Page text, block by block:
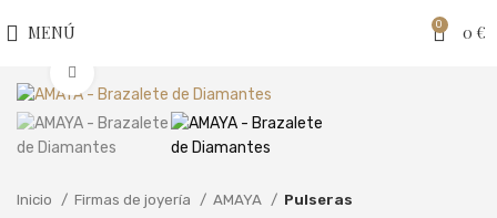
MENÚ 0 0 €
Inicio Firmas de joyería AMAYA Pulseras